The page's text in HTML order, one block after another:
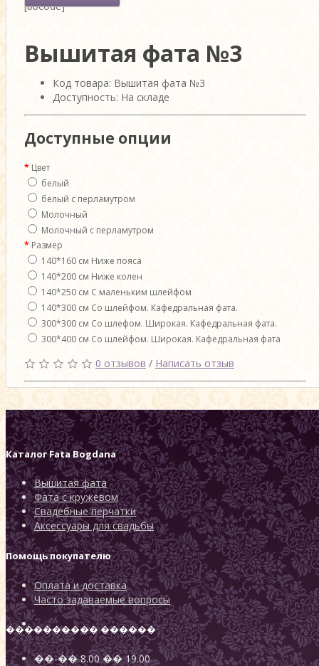
[bbcode]
Вышитая фата №3
Код товара: Вышитая фата №3
Доступность: На складе
Доступные опции
Цвет
белый
белый с перламутром
Молочный
Молочный с перламутром
Размер
140*160 см Ниже пояса
140*200 см Ниже колен
140*250 см С маленьким шлейфом
140*300 см Со шлейфом. Кафедральная фата.
300*300 см Со шлефом. Широкая. Кафедральная фата.
300*400 см Со шлейфом. Широкая. Кафедральная фата
0 отзывов / Написать отзыв
КаталогFata Bogdana
Вышитая фата
Фата с кружевом
Свадебные перчатки
Аксессуары для свадьбы
Помощь покупателю
Оплата и доставка
Часто задаваемые вопросы
���������� ������
��-��8.00��19.00